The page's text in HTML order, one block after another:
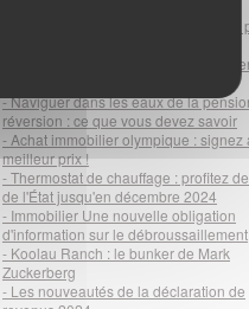
- DPE : une visite bien préparée pour
- Famille recomposée : simplifiez
- Naviguer dans les eaux de la
réversion : ce que vous devez savoir
- Achat immobilier olympique : signez
meilleur prix !
- Thermostat de chauffage : profitez
de l'État jusqu'en décembre 2024
- Immobilier Une nouvelle obligation
d'information sur le débroussaillement
- Koolau Ranch : le bunker de Mark
Zuckerberg
- Les nouveautés de la déclaration de